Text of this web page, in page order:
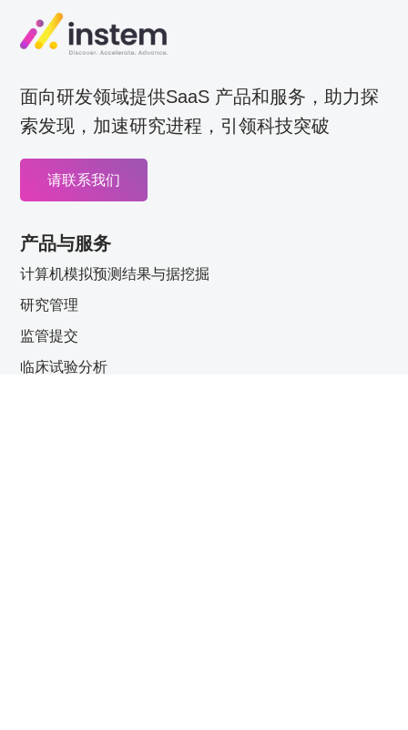
面向研发领域提供SaaS 产品和服务，助力探
索发现，加速研究进程，引领科技突破
请联系我们
产品与服务
计算机模拟预测结果与据挖掘
研究管理
监管提交
临床试验分析